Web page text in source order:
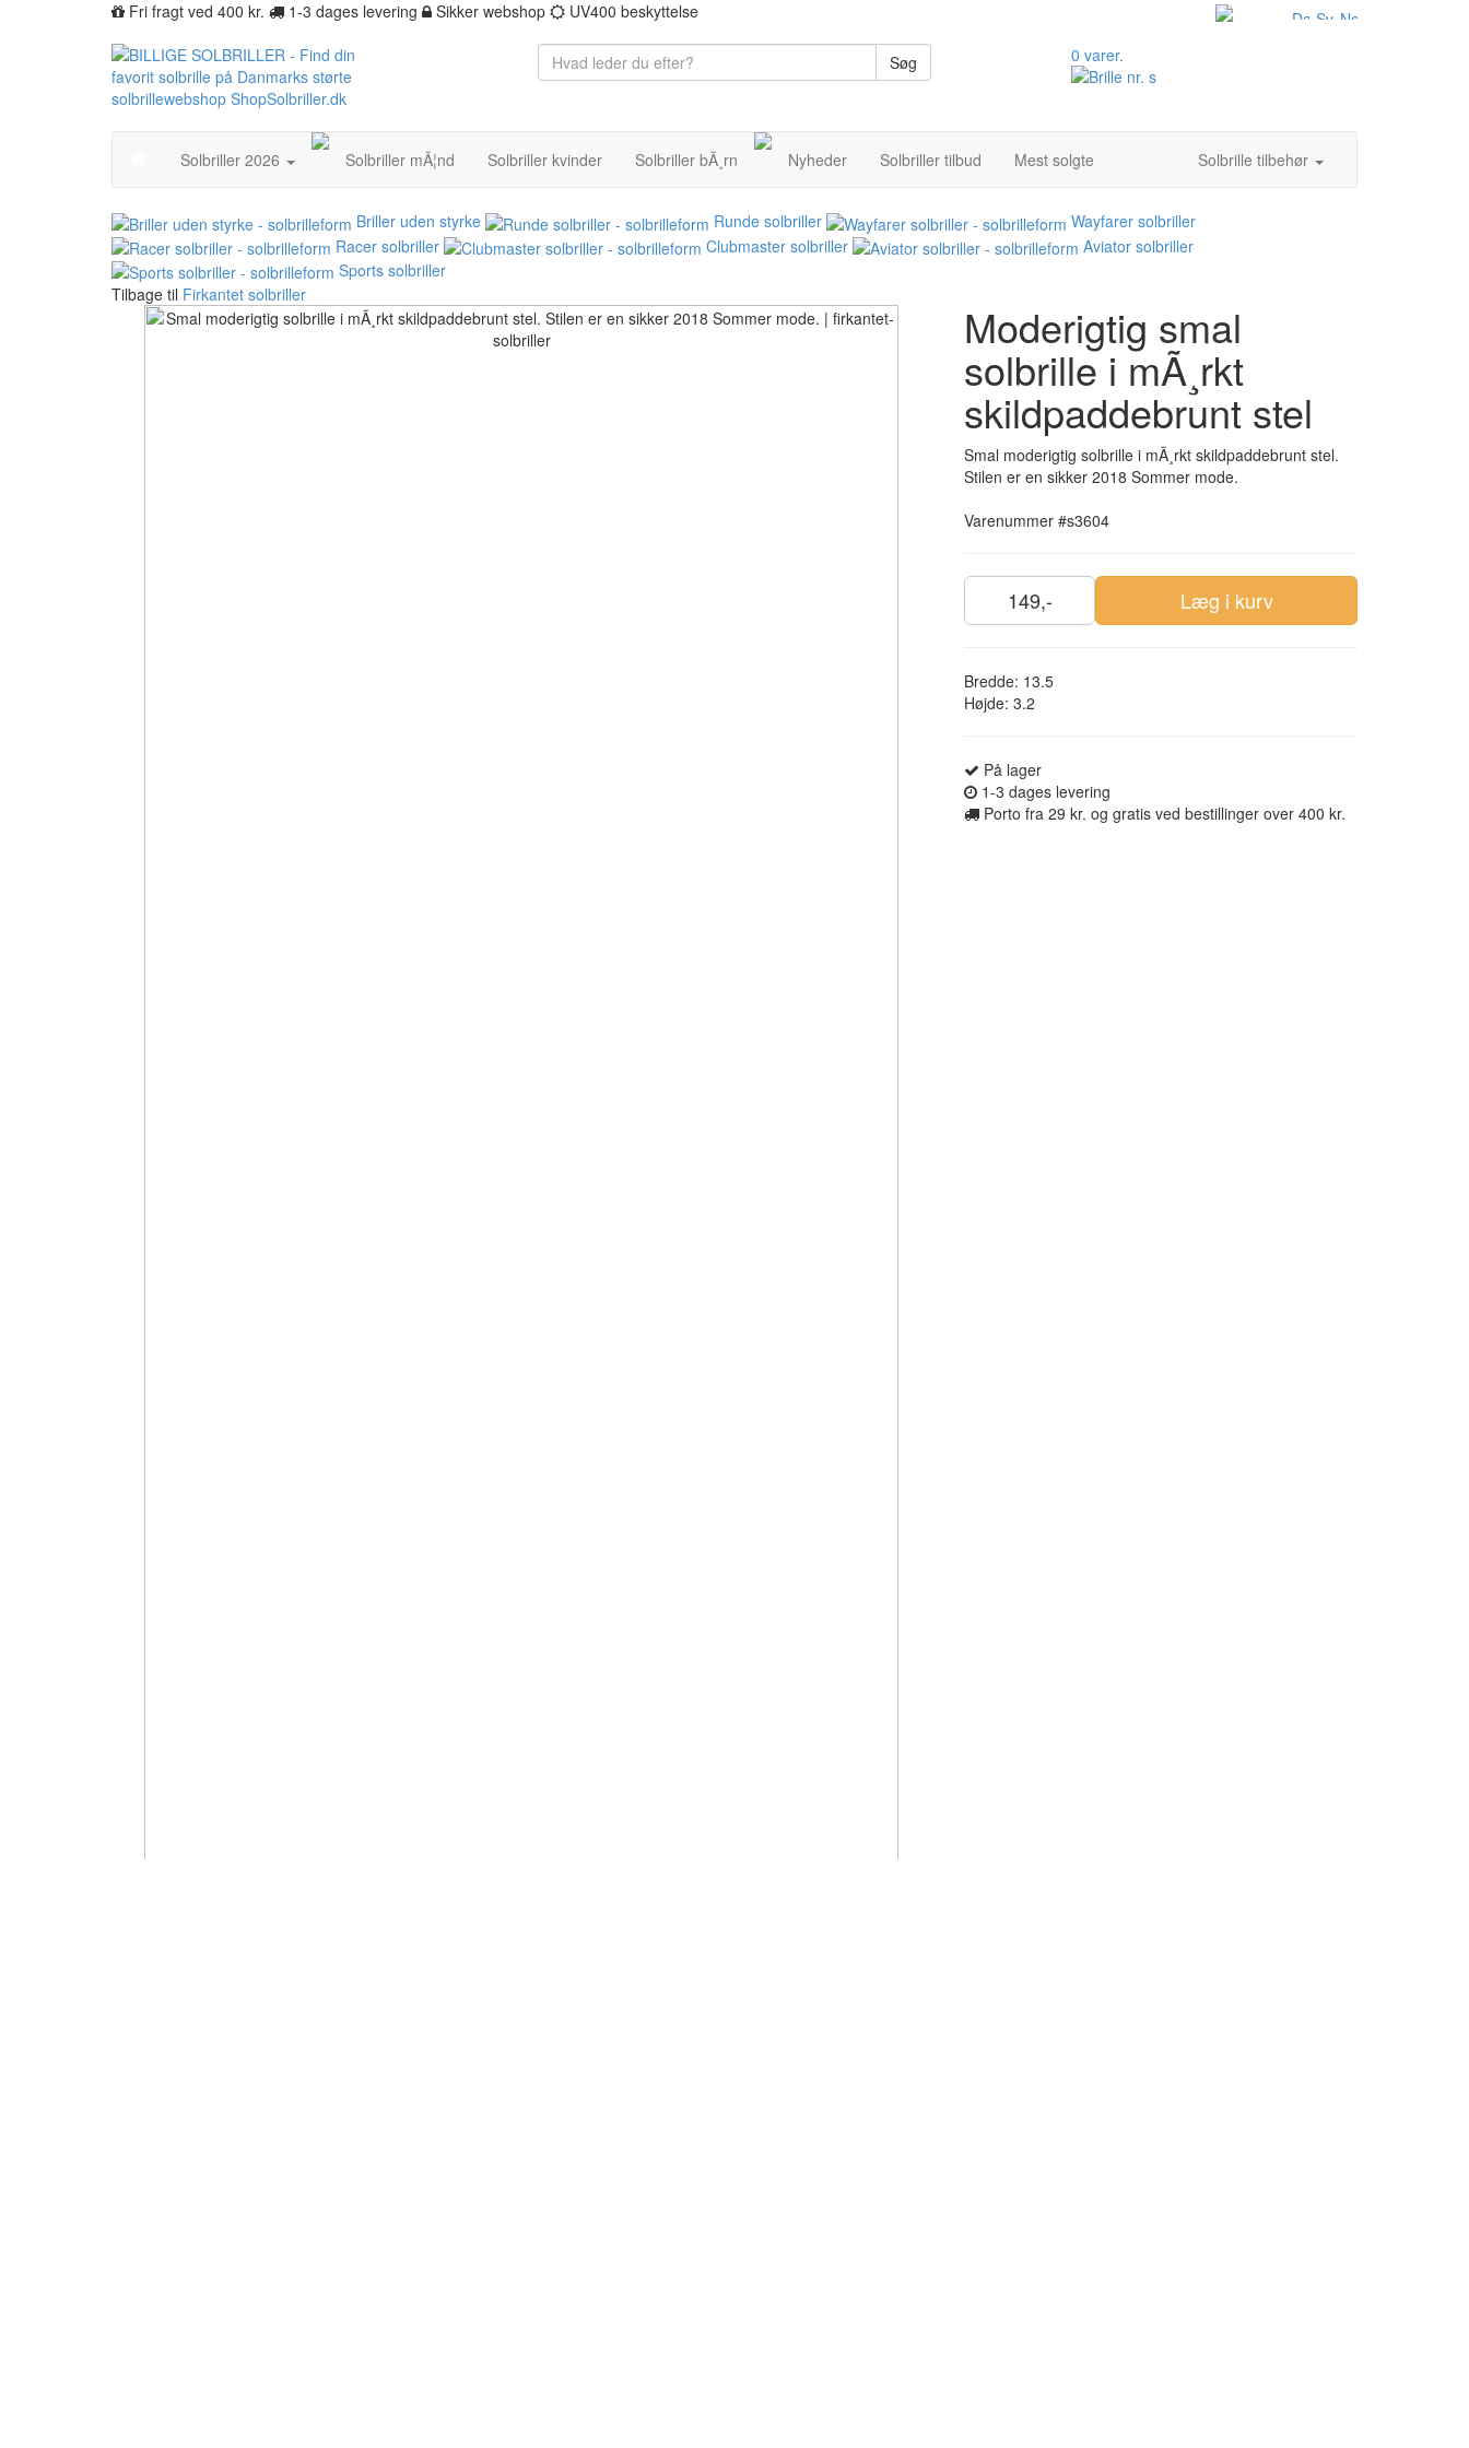
Fri fragt ved 400 kr. 1-3 dages levering Sikker webshop UV400 beskyttelse
Søg 0 varer.
Solbriller 2026 Solbriller mÃ¦nd Solbriller kvinder Solbriller bÃ¸rn Nyheder Solbriller tilbud Mest solgte Solbrille tilbehør
Briller uden styrke Runde solbriller
Wayfarer solbriller
Racer solbriller
Clubmaster solbriller
Aviator solbriller
Sports solbriller
Tilbage til Firkantet solbriller
Moderigtig smal
solbrille i mÃ¸rkt
skildpaddebrunt stel
Smal moderigtig solbrille i mÃ¸rkt skildpaddebrunt stel.
Stilen er en sikker 2018 Sommer mode.
Varenummer #s3604
149,- Læg i kurv
Bredde: 13.5
Højde: 3.2
På lager
1-3 dages levering
Porto fra 29 kr. og gratis ved bestillinger over 400 kr.